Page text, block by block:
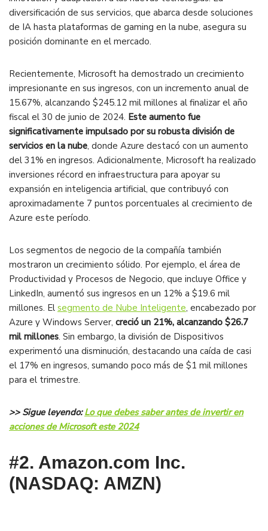
diversificación de sus servicios, que abarca desde soluciones
de IA hasta plataformas de gaming en la nube, asegura su
posición dominante en el mercado.
Recientemente, Microsoft ha demostrado un crecimiento
impresionante en sus ingresos, con un incremento anual de
15.67%, alcanzando $245.12 mil millones al finalizar el año
fiscal el 30 de junio de 2024. Este aumento fue
significativamente impulsado por su robusta división de
servicios en la nube, donde Azure destacó con un aumento
del 31% en ingresos. Adicionalmente, Microsoft ha realizado
inversiones récord en infraestructura para apoyar su
expansión en inteligencia artificial, que contribuyó con
aproximadamente 7 puntos porcentuales al crecimiento de
Azure este período​.
Los segmentos de negocio de la compañía también
mostraron un crecimiento sólido. Por ejemplo, el área de
Productividad y Procesos de Negocio, que incluye Office y
LinkedIn, aumentó sus ingresos en un 12% a $19.6 mil
millones. El segmento de Nube Inteligente, encabezado por
Azure y Windows Server, creció un 21%, alcanzando $26.7
mil millones. Sin embargo, la división de Dispositivos
experimentó una disminución, destacando una caída de casi
el 17% en ingresos, sumando poco más de $1 mil millones
para el trimestre​.
>> Sigue leyendo:Lo que debes saber antes de invertir en
acciones de Microsoft este 2024
#2. Amazon.com Inc.
(NASDAQ: AMZN)